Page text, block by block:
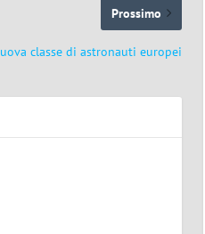
Prossimo
classe di astronauti europei